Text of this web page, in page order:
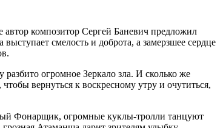
автор композитор Сергей Баневич предложил
смелость и доброта, а замерзшее сердце
огромное Зеркало зла. И сколько же
вернуться к воскресному утру и очутиться,
Фонарщик, огромные куклы-тролли танцуют